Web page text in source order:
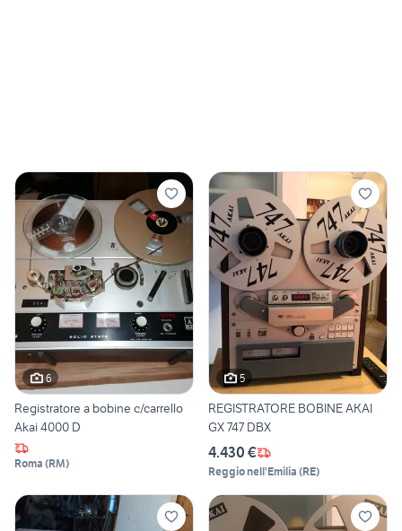
6
Registratore a bobine c/carrello
Akai 4000 D
Roma (RM)
5
REGISTRATORE BOBINE AKAI
GX 747 DBX
4.430 €
Reggio nell'Emilia (RE)